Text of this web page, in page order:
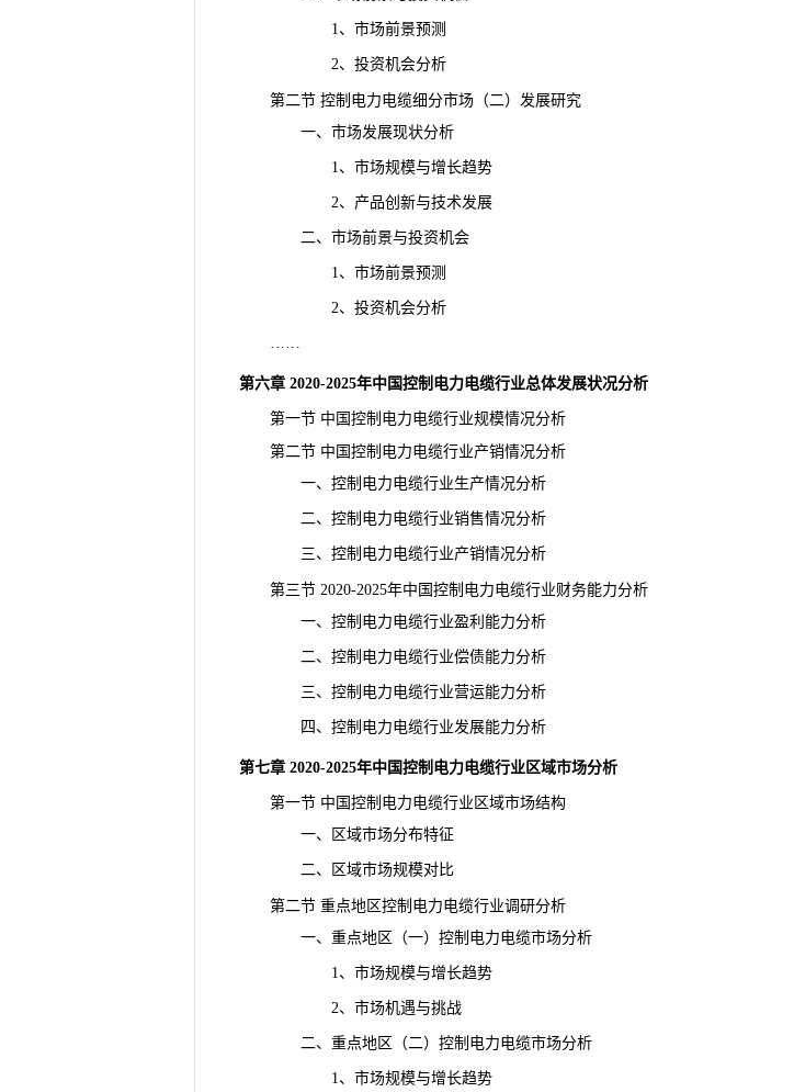
1、市场前景预测
2、投资机会分析
第二节 控制电力电缆细分市场（二）发展研究
一、市场发展现状分析
1、市场规模与增长趋势
2、产品创新与技术发展
二、市场前景与投资机会
1、市场前景预测
2、投资机会分析
……
第六章 2020-2025年中国控制电力电缆行业总体发展状况分析
第一节 中国控制电力电缆行业规模情况分析
第二节 中国控制电力电缆行业产销情况分析
一、控制电力电缆行业生产情况分析
二、控制电力电缆行业销售情况分析
三、控制电力电缆行业产销情况分析
第三节 2020-2025年中国控制电力电缆行业财务能力分析
一、控制电力电缆行业盈利能力分析
二、控制电力电缆行业偿债能力分析
三、控制电力电缆行业营运能力分析
四、控制电力电缆行业发展能力分析
第七章 2020-2025年中国控制电力电缆行业区域市场分析
第一节 中国控制电力电缆行业区域市场结构
一、区域市场分布特征
二、区域市场规模对比
第二节 重点地区控制电力电缆行业调研分析
一、重点地区（一）控制电力电缆市场分析
1、市场规模与增长趋势
2、市场机遇与挑战
二、重点地区（二）控制电力电缆市场分析
1、市场规模与增长趋势